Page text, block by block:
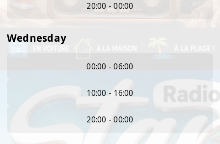
20:00 - 00:00
Wednesday
00:00 - 06:00
10:00 - 16:00
20:00 - 00:00